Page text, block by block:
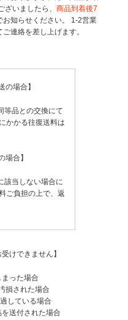
ざいましたら、商品到着後7
知らせください。
1-2営業
連絡を差し上げます。
の場合】
等品との交換にて
かかる往復送料は
場合】
該当しない場合に
ご負担の上で、返
けできません】
った場合
損された場合
している場合
送付された場合